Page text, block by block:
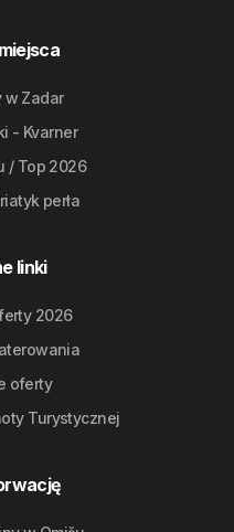
w Zadar
- Kvarner
/ Top 2026
perła
linki
2026
oferty
Turystycznej